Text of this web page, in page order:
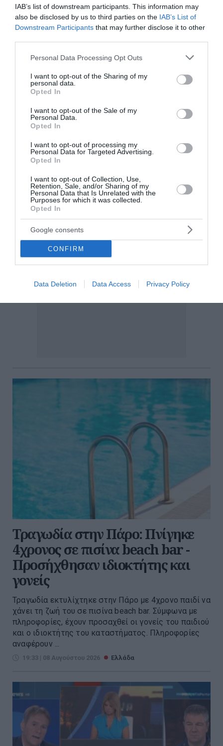
IAB’s list of downstream participants. This information may
also be disclosed by us to third parties on the IAB’s List of
Downstream Participants that may further disclose it to other
Please note that this website/app uses one or more Google
not limited to your visit or usage behaviour. You may click to
grant or deny consent to Google and its third-party tags to
use your data for below specified purposes in below Google
consent section.
Personal Data Processing Opt Outs
I want to opt-out of the Sharing of my
personal data.
Opted In
I want to opt-out of the Sale of my
Personal Data.
Opted In
I want to opt-out of processing my
Personal Data for Targeted Advertising.
Opted In
I want to opt-out of Collection, Use,
Retention, Sale, and/or Sharing of my
Personal Data that Is Unrelated with the
Purposes for which it was collected.
Opted In
Google consents
CONFIRM
Data Deletion Data Access Privacy Policy
περιοχές της Δυτικής Αττικής: Πόρτο Γερμενό, Ψάθα,
οικισμούς στον κάμπο Μεγάρων...
Τραγωδία στην Πάρο: Πνίγηκε
4χρονος σε πισίνα beach bar -
Προσήχθησαν ιδιοκτήτης και
γονείς
Τραγωδία εκτυλίχτηκε στην Πάρο με 4χρονο παιδί να
χάνει τη ζωή του σε πισίνα beach bar. Σύμφωνα με
πληροφορίες, έχουν προσαχθεί οι γονείς του παιδιού
και ο ιδιοκτήτης του καταστήματος. Πληροφορίες
αναφέρουν ...
19:33 | 08 Αυγούστου 2026 Ελλάδα